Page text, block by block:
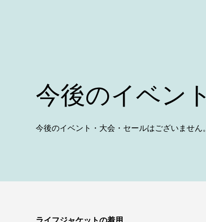
今後のイベント
今後のイベント・大会・セールはございません。